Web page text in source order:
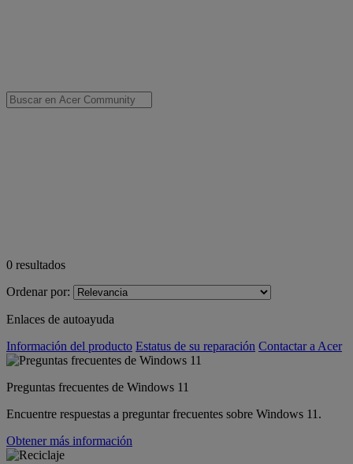
0 resultados
Ordenar por:
Enlaces de autoayuda
Información del producto Estatus de su reparación Contactar a Acer
Preguntas frecuentes de Windows 11
Encuentre respuestas a preguntar frecuentes sobre Windows 11.
Obtener más información